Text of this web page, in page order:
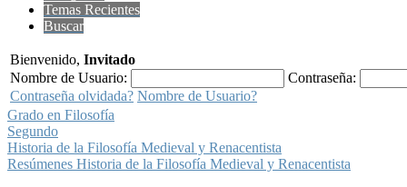
Temas Recientes
Buscar
Bienvenido, Invitado
Nombre de Usuario:
Contraseña:
Contraseña olvidada? Nombre de Usuario?
Grado en Filosofía
Segundo
Historia de la Filosofía Medieval y Renacentista
Resúmenes Historia de la Filosofía Medieval y Renacentista